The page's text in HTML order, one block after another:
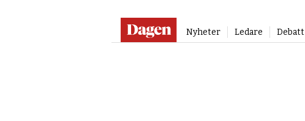
Nyheter Ledare Debatt